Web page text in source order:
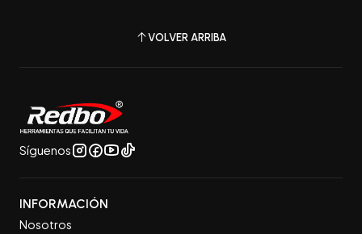
VOLVER ARRIBA
Síguenos
INFORMACIÓN
Nosotros